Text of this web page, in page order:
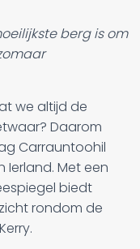
berg is om
we altijd de
Daarom
Carrauntoohil
Met een
biedt
rondom de